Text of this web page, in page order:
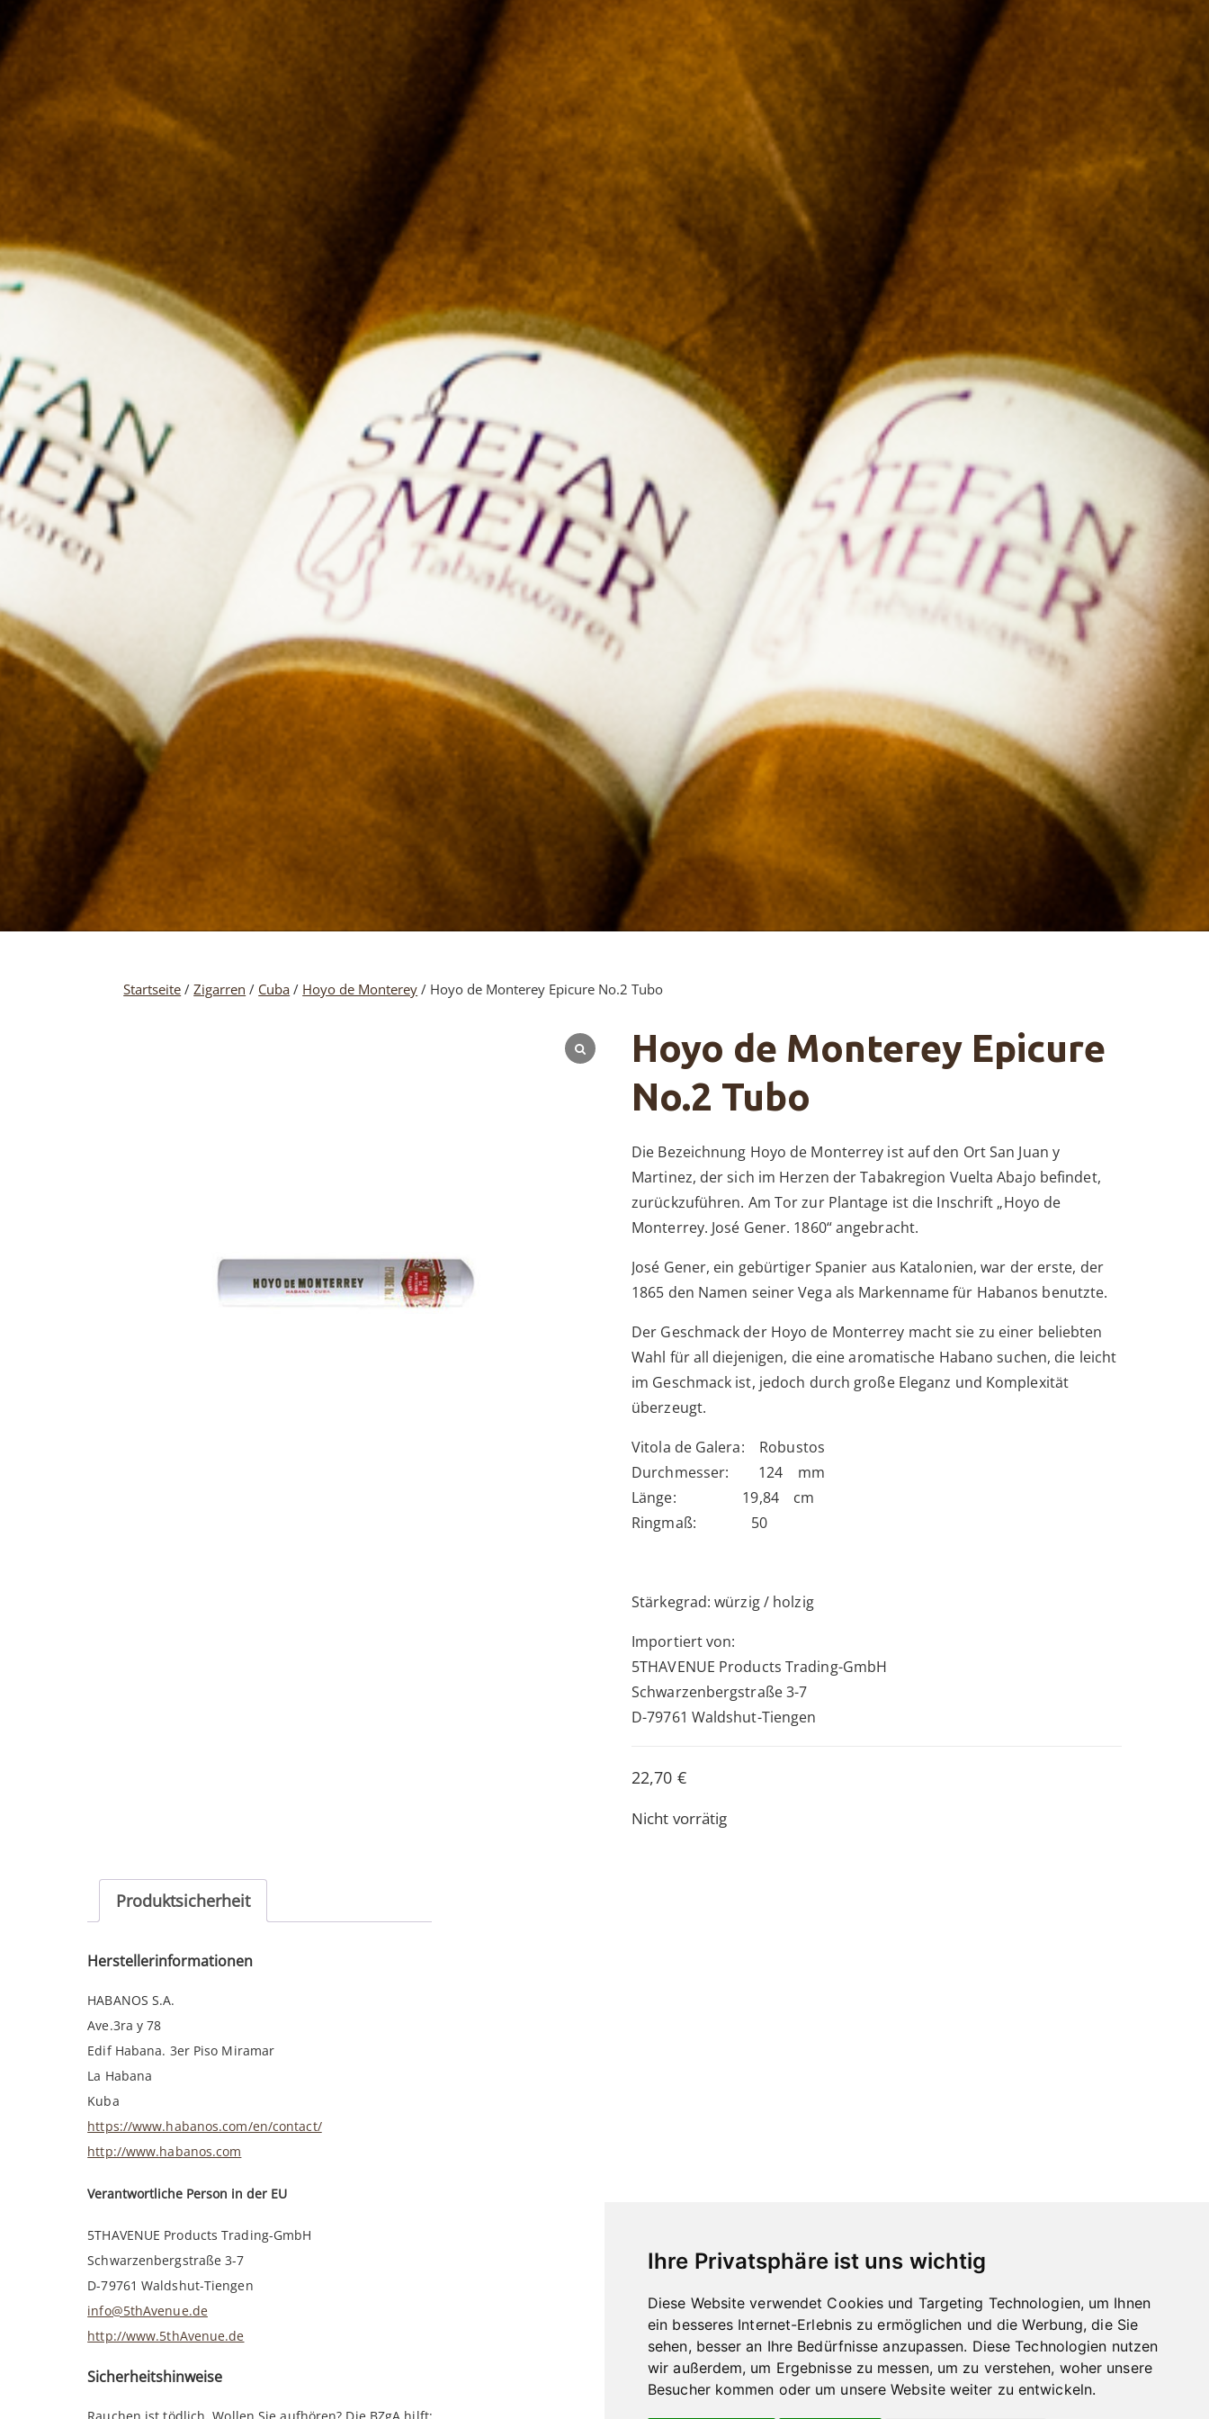
Ihre Privatsphäre ist uns wichtig
Diese Website verwendet Cookies und Targeting Technologien, um Ihnen
ein besseres Internet-Erlebnis zu ermöglichen und die Werbung, die Sie
sehen, besser an Ihre Bedürfnisse anzupassen. Diese Technologien nutzen
wir außerdem, um Ergebnisse zu messen, um zu verstehen, woher unsere
Besucher kommen oder um unsere Website weiter zu entwickeln.
Startseite /Zigarren / Cuba / Hoyo de Monterey / Hoyo de Monterey Epicure No.2 Tubo
Hoyo de Monterey Epicure
No.2 Tubo
Die Bezeichnung Hoyo de Monterrey ist auf den Ort San Juan y
Martinez, der sich im Herzen der Tabakregion Vuelta Abajo befindet,
zurückzuführen. Am Tor zur Plantage ist die Inschrift „Hoyo de
Monterrey. José Gener. 1860“ angebracht.
José Gener, ein gebürtiger Spanier aus Katalonien, war der erste, der
1865 den Namen seiner Vega als Markenname für Habanos benutzte.
Der Geschmack der Hoyo de Monterrey macht sie zu einer beliebten
Wahl für all diejenigen, die eine aromatische Habano suchen, die leicht
im Geschmack ist, jedoch durch große Eleganz und Komplexität
überzeugt.
Vitola de Galera: Robustos
Durchmesser: 124 mm
Länge: 19,84 cm
Ringmaß: 50
Stärkegrad: würzig / holzig
Importiert von:
5THAVENUE Products Trading-GmbH
Schwarzenbergstraße 3-7
D-79761 Waldshut-Tiengen
22,70 €
Nicht vorrätig
Produktsicherheit
Herstellerinformationen
HABANOS S.A.
Ave.3ra y 78
Edif Habana. 3er Piso Miramar
La Habana
Kuba
https://www.habanos.com/en/contact/
http://www.habanos.com
Verantwortliche Person in der EU
5THAVENUE Products Trading-GmbH
Schwarzenbergstraße 3-7
D-79761 Waldshut-Tiengen
info@5thAvenue.de
http://www.5thAvenue.de
Sicherheitshinweise